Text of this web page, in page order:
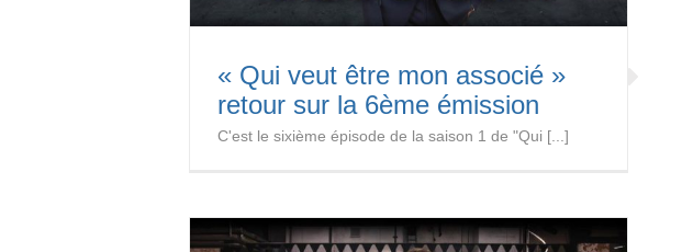
« Qui veut être mon associé »
retour sur la 6ème émission
C'est le sixième épisode de la saison 1 de "Qui [...]